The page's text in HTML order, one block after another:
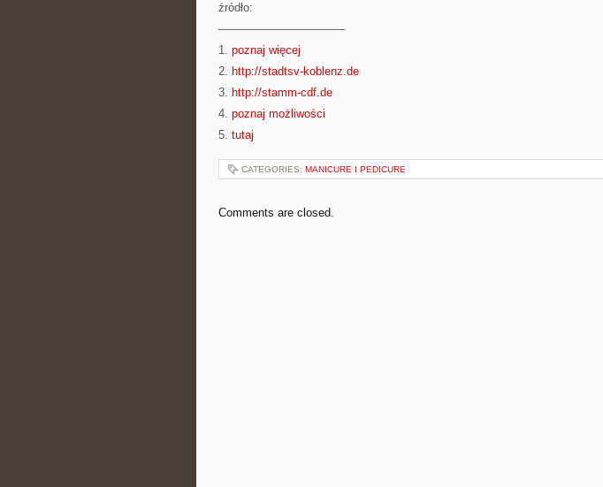
źródło:
———————————
1. poznaj więcej
2. http://stadtsv-koblenz.de
3. http://stamm-cdf.de
4. poznaj możliwości
5. tutaj
CATEGORIES: MANICURE I PEDICURE
Comments are closed.